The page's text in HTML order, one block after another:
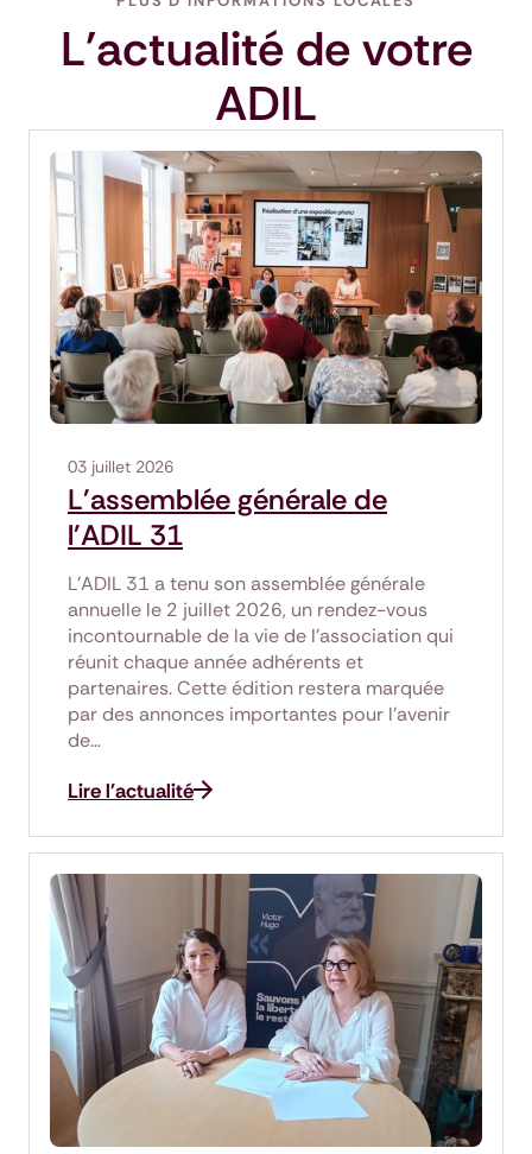
L'actualité de votre
ADIL
L'assemblée générale de
l'ADIL 31
03 juillet 2026
L'ADIL 31 a tenu son assemblée générale
annuelle le 2 juillet 2026, un rendez-vous
incontournable de la vie de l'association qui
réunit chaque année adhérents et
partenaires. Cette édition restera marquée
par des annonces importantes pour l'avenir
de…
Lire l'actualité